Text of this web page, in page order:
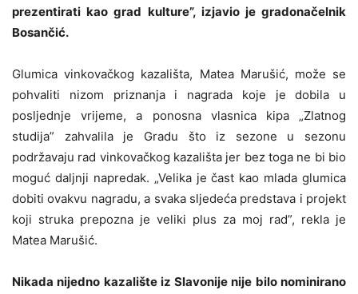
prezentirati kao grad kulture”, izjavio je gradonačelnik
Bosančić.
Glumica vinkovačkog kazališta, Matea Marušić, može se
pohvaliti nizom priznanja i nagrada koje je dobila u
posljednje vrijeme, a ponosna vlasnica kipa „Zlatnog
studija” zahvalila je Gradu što iz sezone u sezonu
podržavaju rad vinkovačkog kazališta jer bez toga ne bi bio
moguć daljnji napredak. „Velika je čast kao mlada glumica
dobiti ovakvu nagradu, a svaka sljedeća predstava i projekt
koji struka prepozna je veliki plus za moj rad”, rekla je
Matea Marušić.
Nikada nijedno kazalište iz Slavonije nije bilo nominirano